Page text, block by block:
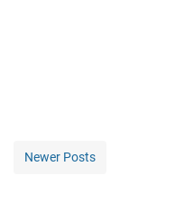
Newer Posts